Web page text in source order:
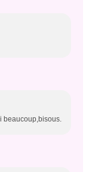
beaucoup,bisous.